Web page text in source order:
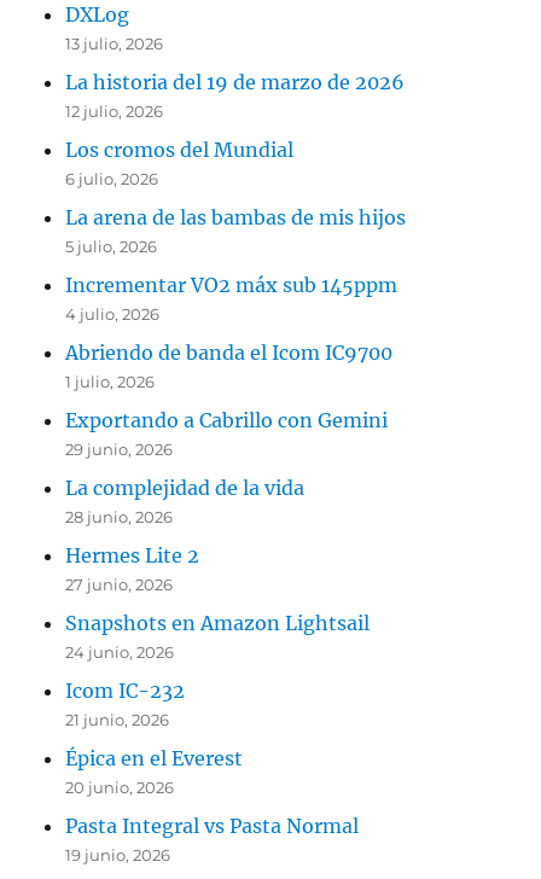
DXLog
13 julio, 2026
La historia del 19 de marzo de 2026
12 julio, 2026
Los cromos del Mundial
6 julio, 2026
La arena de las bambas de mis hijos
5 julio, 2026
Incrementar VO2 máx sub 145ppm
4 julio, 2026
Abriendo de banda el Icom IC9700
1 julio, 2026
Exportando a Cabrillo con Gemini
29 junio, 2026
La complejidad de la vida
28 junio, 2026
Hermes Lite 2
27 junio, 2026
Snapshots en Amazon Lightsail
24 junio, 2026
Icom IC-232
21 junio, 2026
Épica en el Everest
20 junio, 2026
Pasta Integral vs Pasta Normal
19 junio, 2026